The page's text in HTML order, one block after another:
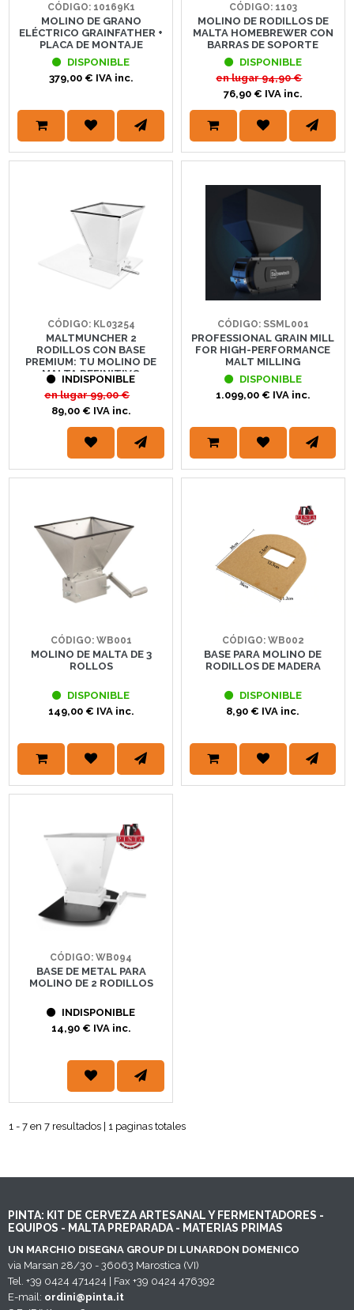
CÓDIGO: 10169K1
MOLINO DE GRANO
ELÉCTRICO GRAINFATHER +
PLACA DE MONTAJE
DISPONIBLE
379,00 € IVA inc.
CÓDIGO: 1103
MOLINO DE RODILLOS DE
MALTA HOMEBREWER CON
BARRAS DE SOPORTE
DISPONIBLE
en lugar94,90 €
76,90 € IVA inc.
CÓDIGO: KL03254
MALTMUNCHER 2
RODILLOS CON BASE
PREMIUM: TU MOLINO DE
MALTA DEFINITIVO
INDISPONIBLE
en lugar99,00 €
89,00 € IVA inc.
CÓDIGO: SSML001
PROFESSIONAL GRAIN MILL
FOR HIGH-PERFORMANCE
MALT MILLING
DISPONIBLE
1.099,00 € IVA inc.
CÓDIGO: WB001
MOLINO DE MALTA DE 3
ROLLOS
DISPONIBLE
149,00 € IVA inc.
CÓDIGO: WB002
BASE PARA MOLINO DE
RODILLOS DE MADERA
DISPONIBLE
8,90 € IVA inc.
CÓDIGO: WB094
BASE DE METAL PARA
MOLINO DE 2 RODILLOS
INDISPONIBLE
14,90 € IVA inc.
1 - 7 en 7 resultados | 1 paginas totales
PINTA: KIT DE CERVEZA ARTESANAL Y FERMENTADORES -
EQUIPOS - MALTA PREPARADA - MATERIAS PRIMAS
UN MARCHIO DISEGNA GROUP DI LUNARDON DOMENICO
via Marsan 28/30 - 36063 Marostica (VI)
Tel. +39 0424 471424 | Fax +39 0424 476392
E-mail: ordini@pinta.it